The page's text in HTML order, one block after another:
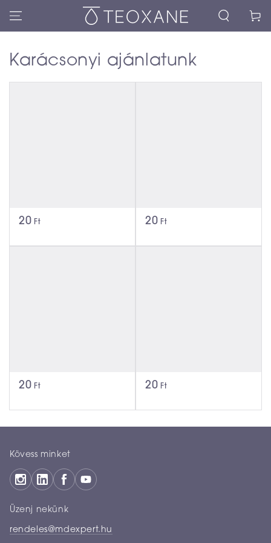
Kosár
Karácsonyi ajánlatunk
20 Ft 20 Ft
20 Ft 20 Ft
Kövess minket
Üzenj nekünk
rendeles@mdexpert.hu